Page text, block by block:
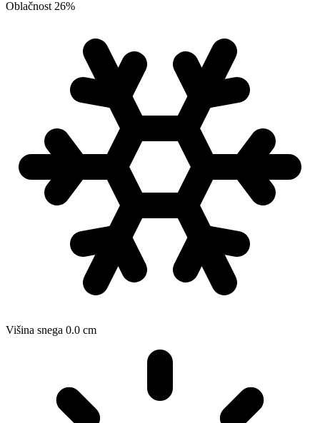
Oblačnost 26%
Višina snega 0.0 cm